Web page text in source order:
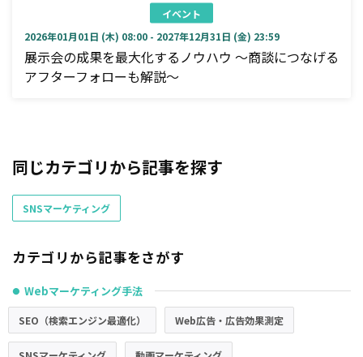
イベント
2026年01月01日 (木) 08:00 - 2027年12月31日 (金) 23:59
展示会の成果を最大化するノウハウ ～商談につなげる
アフターフォローも解説～
同じカテゴリから記事を探す
SNSマーケティング
カテゴリから記事をさがす
● Webマーケティング手法
SEO（検索エンジン最適化） Web広告・広告効果測定